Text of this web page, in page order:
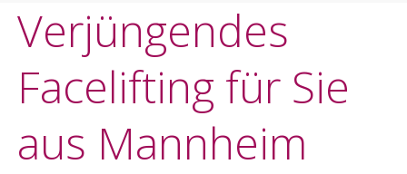
Verjüngendes
Facelifting für Sie
aus Mannheim